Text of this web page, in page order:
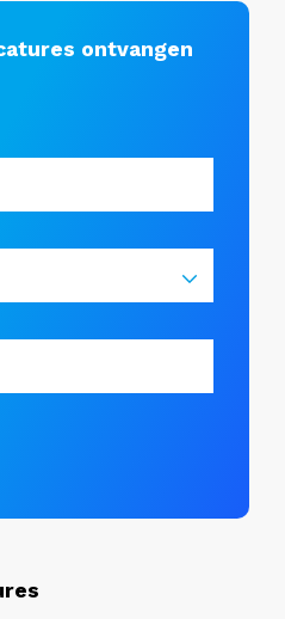
ontvangen